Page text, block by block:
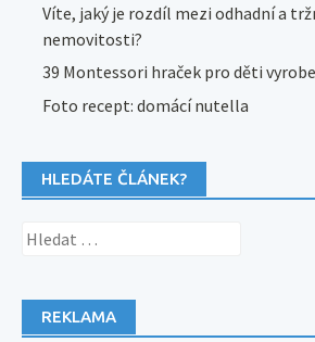
Víte, jaký je rozdíl mezi odhadní a
nemovitosti?
39 Montessori hraček pro děti
Foto recept: domácí nutella
HLEDÁTE ČLÁNEK?
Vyhledávání
REKLAMA